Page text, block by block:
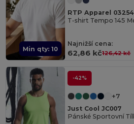
Min qty: 10
RTP Apparel 03254
T-shirt Tempo 145
Najnižší cena:
62,86 kč126,42 kč
-42%
+7
Just Cool JC007
Pánské Sportovní